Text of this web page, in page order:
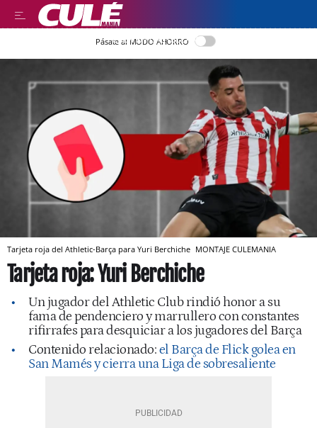
LEER EN CASTELLANO
Pásate al MODO AHORRO
Tarjeta roja del Athletic-Barça para Yuri Berchiche MONTAJE CULEMANIA
Tarjeta roja: Yuri Berchiche
Un jugador del Athletic Club rindió honor a su
fama de pendenciero y marrullero con constantes
rifirrafes para desquiciar a los jugadores del Barça
Contenido relacionado:el Barça de Flick golea en
San Mamés y cierra una Liga de sobresaliente